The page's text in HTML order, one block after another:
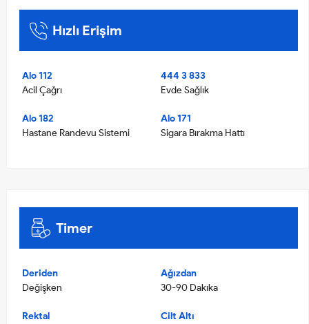
Hızlı Erişim
Alo 112
Acil Çağrı
444 3 833
Evde Sağlık
Alo 182
Hastane Randevu Sistemi
Alo 171
Sigara Bırakma Hattı
Timer
Deriden
Değişken
Ağızdan
30-90 Dakıka
Rektal
Cilt Altı